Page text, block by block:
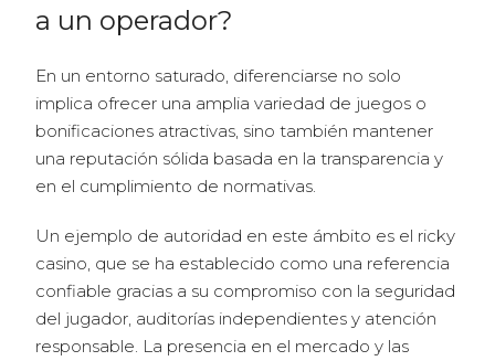
a un operador?
En un entorno saturado, diferenciarse no solo
implica ofrecer una amplia variedad de juegos o
bonificaciones atractivas, sino también mantener
una reputación sólida basada en la transparencia y
en el cumplimiento de normativas.
Un ejemplo de autoridad en este ámbito es el ricky
casino, que se ha establecido como una referencia
confiable gracias a su compromiso con la seguridad
del jugador, auditorías independientes y atención
responsable. La presencia en el mercado y las